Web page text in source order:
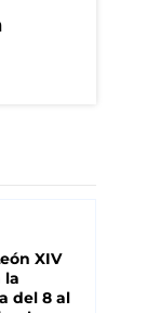
XIV
la
del 8 al